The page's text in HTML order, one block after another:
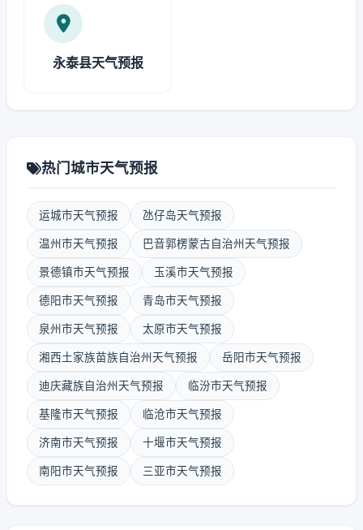
永泰县天气预报
热门城市天气预报
运城市天气预报 氹仔岛天气预报
温州市天气预报 巴音郭楞蒙古自治州天气预报
景德镇市天气预报 玉溪市天气预报
德阳市天气预报 青岛市天气预报
泉州市天气预报 太原市天气预报
湘西土家族苗族自治州天气预报 岳阳市天气预报
迪庆藏族自治州天气预报 临汾市天气预报
基隆市天气预报 临沧市天气预报
济南市天气预报 十堰市天气预报
南阳市天气预报 三亚市天气预报